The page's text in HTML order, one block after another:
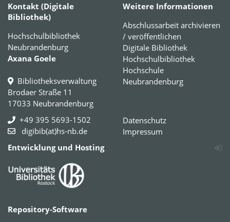
Kontakt (Digitale
Bibliothek)
Hochschulbibliothek
Neubrandenburg
Axana Goele
Bibliotheksverwaltung
Brodaer Straße 11
17033 Neubrandenburg
+49 395 5693-1502
digibib(at)hs-nb.de
Weitere Informationen
Abschlussarbeit archivieren
/ veröffentlichen
Digitale Bibliothek
Hochschulbibliothek
Hochschule
Neubrandenburg
Datenschutz
Impressum
Entwicklung und Hosting
Repository-Software